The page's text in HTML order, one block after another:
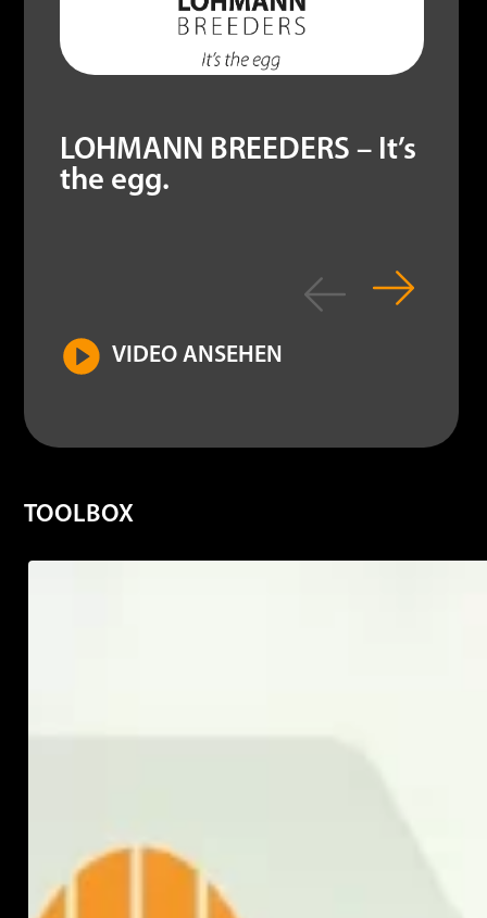
LOHMANN BREEDERS – It’s
the egg.
VIDEO ANSEHEN
TOOLBOX